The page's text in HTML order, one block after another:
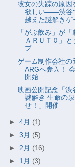
彼女の失踪の原因
欲しい——渋谷
越えた謎解きゲ
「がぶ飲み」が「
ＡＲＵＴＯ」と
プ
ゲーム制作会社の
ARGへ参入！
開始
映画公開記念「渋
謎解き 生命の
せ！」開催
► 4月 (1)
► 3月 (5)
► 2月 (16)
► 1月 (3)